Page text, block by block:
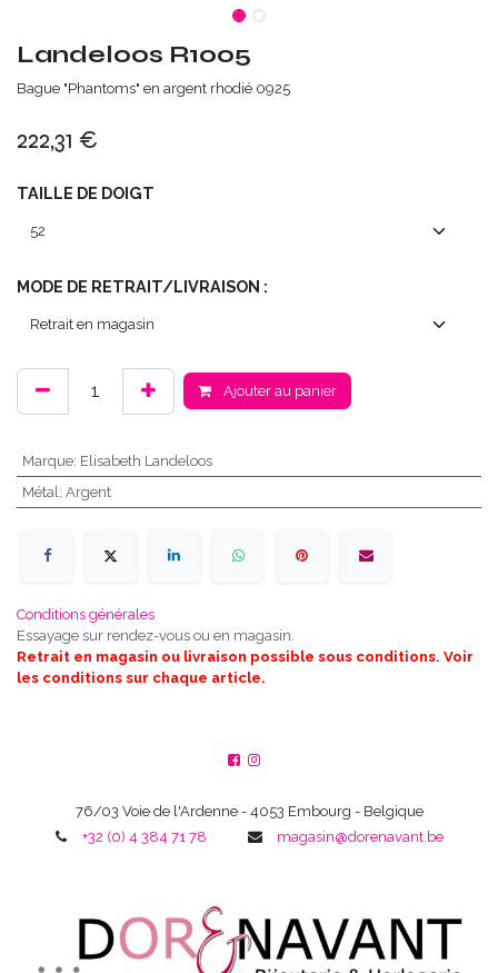
Landeloos R1005
Bague "Phantoms" en argent rhodié 0925
222,31 €
TAILLE DE DOIGT
MODE DE RETRAIT/LIVRAISON :
Ajouter au panier
Marque: Elisabeth Landeloos
Métal : Argent
Conditions générales
Essayage sur rendez-vous ou en magasin.
Retrait en magasin ou livraison possible sous conditions. Voir
les conditions sur chaque article.
76/03 Voie de l'Ardenne - 4053 Embourg - Belgique
+32 (0) 4 384 71 78
magasin@dorenavant.be